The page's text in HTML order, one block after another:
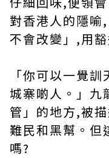
對香港人的隱喻
不會改變」,用
「你可以一覺
城寨啲人。」九
管」的地方,被
難民和黑幫。但
嗎?